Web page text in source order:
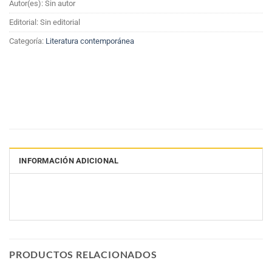
Autor(es): Sin autor
Editorial: Sin editorial
Categoría: Literatura contemporánea
INFORMACIÓN ADICIONAL
PRODUCTOS RELACIONADOS